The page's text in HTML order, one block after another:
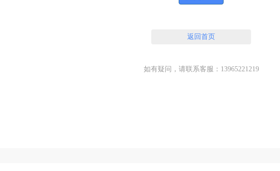
返回首页
如有疑问，请联系客服：13965221219